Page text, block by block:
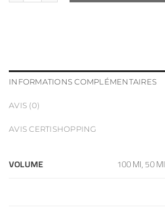
INFORMATIONS COMPLÉMENTAIRES
AVIS (0)
AVIS CERTISHOPPING
VOLUME 100 Ml, 50 Ml